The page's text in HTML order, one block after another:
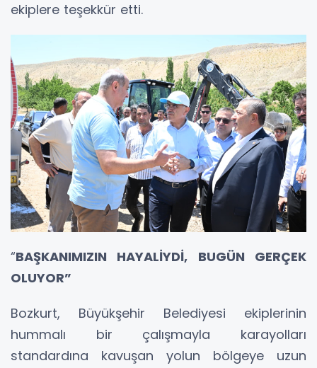
ekiplere teşekkür etti.
“BAŞKANIMIZIN HAYALİYDİ, BUGÜN GERÇEK
OLUYOR”
Bozkurt, Büyükşehir Belediyesi ekiplerinin
hummalı bir çalışmayla karayolları
standardına kavuşan yolun bölgeye uzun